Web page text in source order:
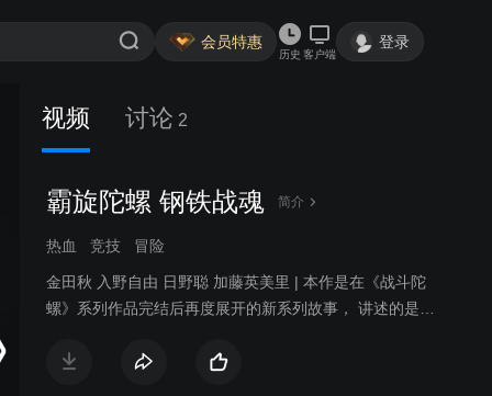
会员特惠
历史 客户端
登录
视频 讨论 2
霸旋陀螺 钢铁战魂 简介
热血 竞技 冒险
金田秋 入野自由 日野聪 加藤英美里 | 本作是在《战斗陀
螺》系列作品完结后再度展开的新系列故事， 讲述的是为
识了同样热爱战斗陀螺的小学生汤宫健太。此后两人以战